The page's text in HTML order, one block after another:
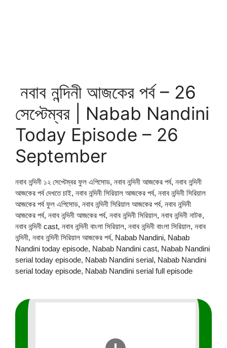
নবাব নন্দিনী আজকের পর্ব – 26
সেপ্টেম্বর | Nabab Nandini
Today Episode – 26
September
নবাব নন্দিনী ১২ সেপ্টেম্বর ফুল এপিসোড, নবাব নন্দিনী আজকের পর্ব, নবাব নন্দিনী
আজকের পর্ব দেখতে চাই, নবাব নন্দিনী সিরিয়াল আজকের পর্ব, নবাব নন্দিনী সিরিয়াল
আজকের পর্ব ফুল এপিসোড, নবাব নন্দিনী সিরিয়াল আজকের পর্ব, নবাব নন্দিনী
আজকের পর্ব, নবাব নন্দিনী আজকের পর্ব, নবাব নন্দিনী সিরিয়াল, নবাব নন্দিনী নাটক,
নবাব নন্দিনী cast, নবাব নন্দিনী বাংলা সিরিয়াল, নবাব নন্দিনী বাংলা সিরিয়াল, নবাব
নন্দিনী, নবাব নন্দিনী সিরিয়াল আজকের পর্ব, Nabab Nandini, Nabab
Nandini today episode, Nabab Nandini cast, Nabab Nandini
serial today episode, Nabab Nandini serial, Nabab Nandini
serial today episode, Nabab Nandini serial full episode